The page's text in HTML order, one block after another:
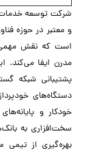
شرکت توسعه خدمات
و معتبر در حوزه
است که نقش مهمی
مدرن ایفا می‌کند.
پشتیبانی شبکه‌
خودکار و
سخت‌افزاری به
بهره‌گیری از